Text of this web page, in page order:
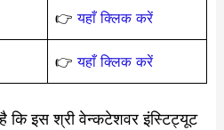
👉यहाँ क्लिक करें
👉 यहाँ क्लिक करें
इस श्री वेन्कटेशवर इंस्टिट्यूट